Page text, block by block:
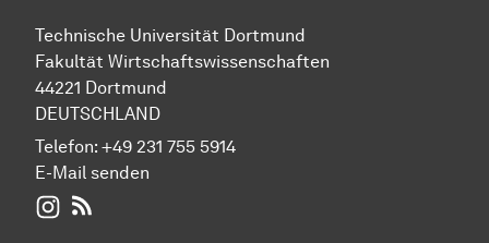
Technische Universität Dortmund
Fakultät Wirtschaftswissenschaften
44221 Dortmund
DEUTSCHLAND
Telefon: +49 231 755 5914
E-Mail senden
WIWI auf Instagram